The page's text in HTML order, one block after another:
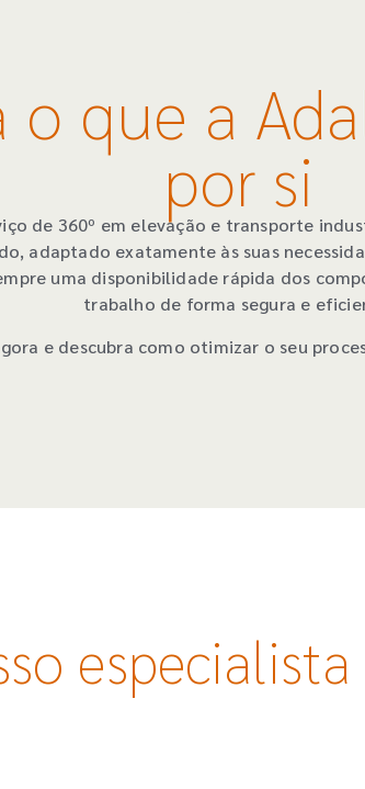
o que a
por si
de 360º em elevação e transporte
adaptado exatamente às suas
uma disponibilidade rápida dos
trabalho de forma segura e
e descubra como otimizar o seu
especialista